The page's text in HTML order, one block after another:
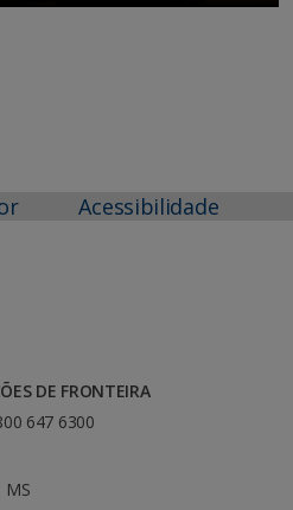
Acessibilidade
DE FRONTEIRA
647 6300
MS